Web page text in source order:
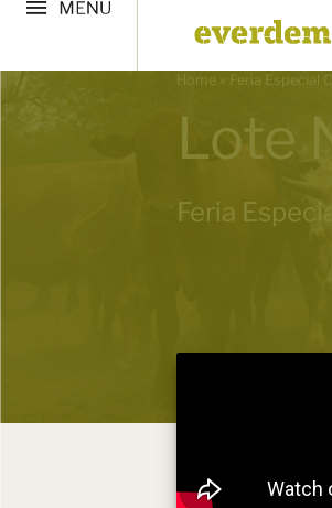
Home » Feria Especial
Lote
Feria